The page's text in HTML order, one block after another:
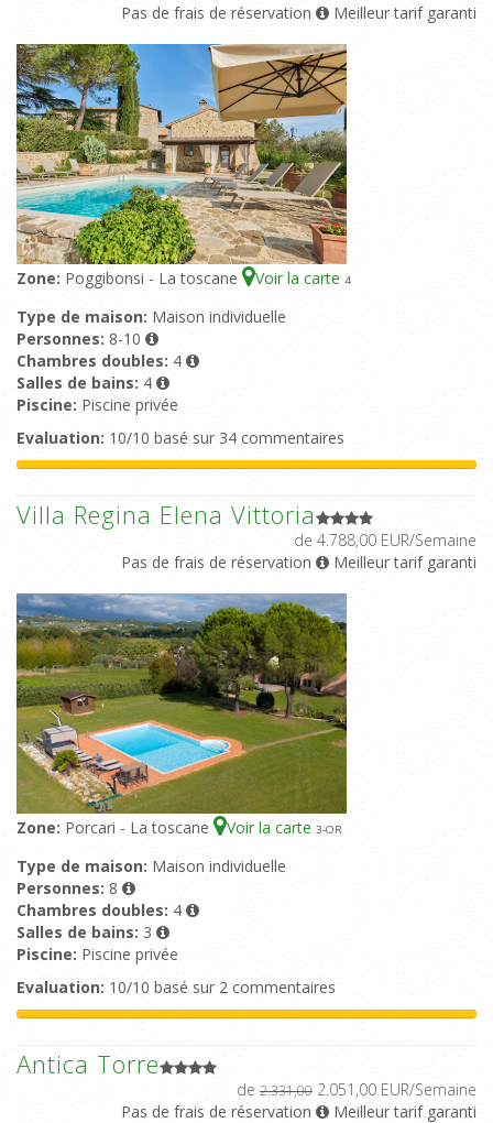
Pas de frais de réservation
Meilleur tarif garanti
Zone: Poggibonsi - La toscane Voir la carte 4
Type de maison: Maison individuelle
Personnes: 8-10
Chambres doubles: 4
Salles de bains: 4
Piscine: Piscine privée
Evaluation: 10/10 basé sur 34 commentaires
Villa Regina Elena Vittoria
de 4.788,00 EUR/Semaine
Pas de frais de réservation
Meilleur tarif garanti
Zone: Porcari - La toscane Voir la carte 3-OR
Type de maison: Maison individuelle
Personnes: 8
Chambres doubles: 4
Salles de bains: 3
Piscine: Piscine privée
Evaluation: 10/10 basé sur 2 commentaires
Antica Torre
de 2.331,00 2.051,00 EUR/Semaine
Pas de frais de réservation
Meilleur tarif garanti